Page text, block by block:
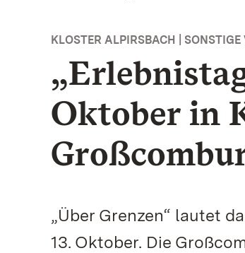
KLOSTER ALPIRSBACH |
Oktober in
„Über Grenzen“ lautet
13. Oktober. Die